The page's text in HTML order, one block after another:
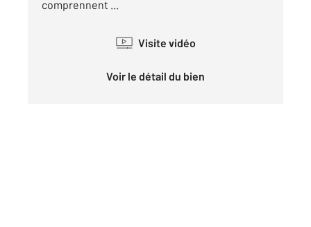
comprennent ...
Visite vidéo
Voir le détail du bien